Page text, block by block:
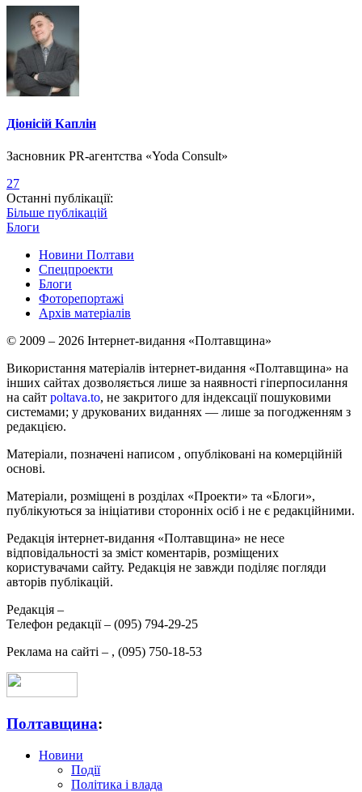
Діонісій Каплін
Засновник PR-агентства «Yoda Consult»
27
Останні публікації:
Більше публікацій
Блоги
Новини Полтави
Спецпроекти
Блоги
Фоторепортажі
Архів матеріалів
© 2009 – 2026 Інтернет-видання «Полтавщина»
Використання матеріалів інтернет-видання «Полтавщина» на
інших сайтах дозволяється лише за наявності гіперпосилання
на сайт poltava.to, не закритого для індексації пошуковими
системами; у друкованих виданнях — лише за погодженням з
редакцією.
Матеріали, позначені написом , опубліковані на комерційній
основі.
Матеріали, розміщені в розділах «Проекти» та «Блоги»,
публікуються за ініціативи сторонніх осіб і не є редакційними.
Редакція інтернет-видання «Полтавщина» не несе
відповідальності за зміст коментарів, розміщених
користувачами сайту. Редакція не завжди поділяє погляди
авторів публікацій.
Редакція –
Телефон редакції – (095) 794-29-25
Реклама на сайті – , (095) 750-18-53
Полтавщина:
Новини
Події
Політика і влада